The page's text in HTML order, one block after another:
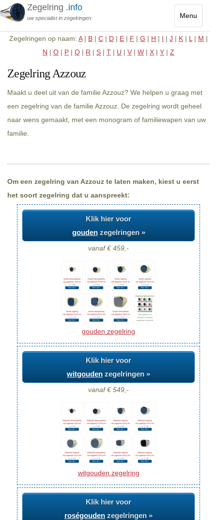
Menu
Toggle
Zegelring .info
uw specialist in zegelringen
Zegelringen op naam: A| B | C | D | E | F | G | H | I | J | K | L | M |
N | O | P | Q | R | S | T | U | V | W | X | Y | Z
Zegelring Azzouz
Maakt u deel uit van de familie Azzouz? We helpen u graag met
een zegelring van de familie Azzouz. De zegelring wordt geheel
naar wens gemaakt, met een monogram of familiewapen van uw
familie.
Om een zegelring van Azzouz te laten maken, kiest u eerst
het soort zegelring dat u aanspreekt:
Klik hier voor
goudenzegelringen »
vanaf € 459,-
gouden zegelring
Klik hier voor
witgouden zegelringen »
vanaf € 549,-
witgouden zegelring
Klik hier voor
roségouden zegelringen »